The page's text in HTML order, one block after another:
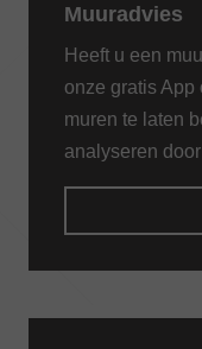
Muuradvies
Heeft u een
onze gratis
muren te laten
analyseren